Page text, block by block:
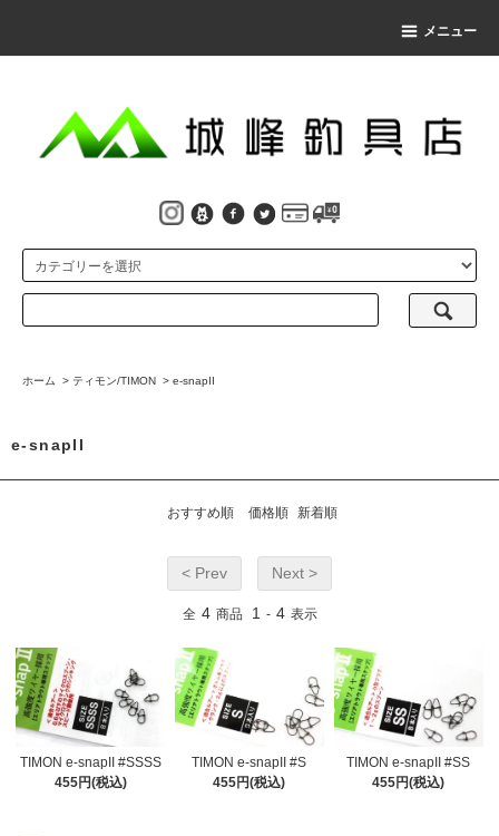
メニュー
ホーム > ティモン/TIMON > e-snapII
e-snapII
おすすめ順 価格順 新着順
< Prev Next >
全 4 商品 1 - 4 表示
TIMON e-snapII #SSSS
455円(税込)
TIMON e-snapII #S
455円(税込)
TIMON e-snapII #SS
455円(税込)